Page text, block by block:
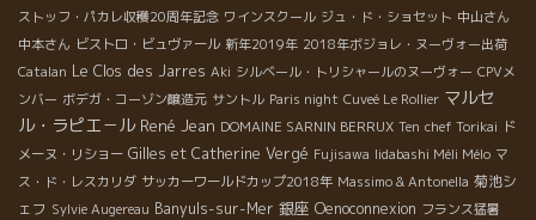
ストッフ・パカレ収穫20周年記念 ワインスクール ジュ・ド・ショセット 中山さん
中本さん ビストロ・ビュヴァール 新年2019年 2018年ボジョレ・ヌーヴォー出荷
Catalan Le Clos des Jarres Aki シルベール・トリシャールのヌーヴォー CPVメ
ンバー ボデガ・コーゾン醸造元 サントル Paris night Cuveé Le Rollier マルセ
ル・ラピエ－ル René Jean DOMAINE SARNIN BERRUX Ten chef Torikai ド
メーヌ・リショー Gilles et Catherine Vergé Fujisawa Iidabashi Méli Mélo マ
ス・ド・レスカリダ サッカーワールドカップ2018年 Massimo & Antonella 菊池シ
ェフ Sylvie Augereau Banyuls-sur-Mer 銀座 Oenoconnexion フランス猛暑